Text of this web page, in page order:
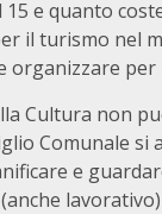
e quanto
il turismo nel
organizzare per
Cultura non
Comunale si
e